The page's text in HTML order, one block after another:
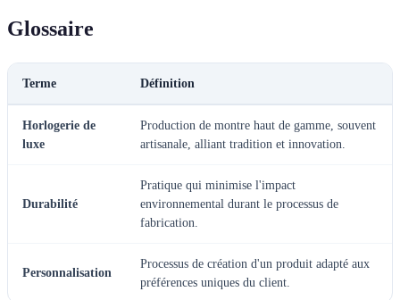
Glossaire
Terme Définition
Horlogerie de
luxe
Production de montre haut de gamme, souvent
artisanale, alliant tradition et innovation.
Durabilité
Pratique qui minimise l'impact
environnemental durant le processus de
fabrication.
Personnalisation
Processus de création d'un produit adapté aux
préférences uniques du client.